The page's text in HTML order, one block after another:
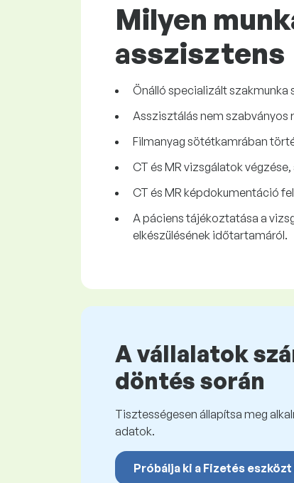
Milyen
asszisztens
Önálló specializált szakmunka
Asszisztálás nem szabványos
Filmanyag sötétkamrában
CT és MR vizsgálatok
CT és MR képdokumentáció
A páciens tájékoztatása a
elkészülésének időtartamáról.
A vállalatok
döntés során
Tisztességesen állapítsa meg
adatok.
Próbálja ki a Fizetés